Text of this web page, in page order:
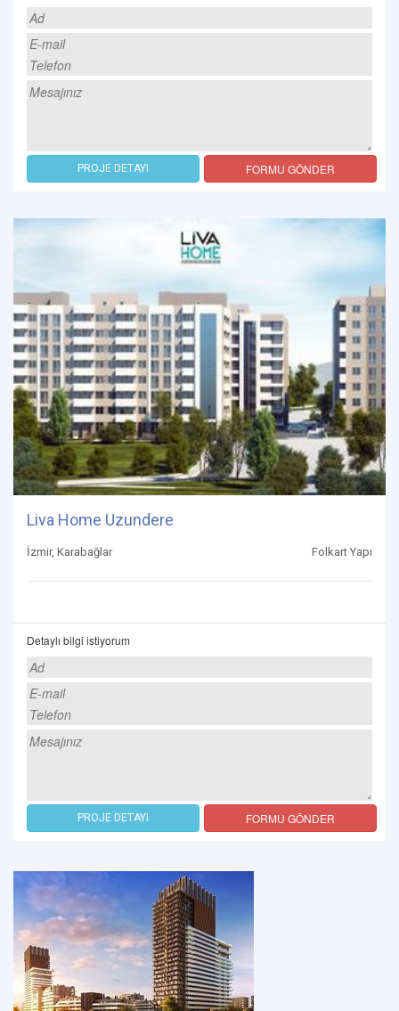
PROJE DETAYI FORMU GÖNDER
Liva Home Uzundere
İzmir, Karabağlar Folkart Yapı
Detaylı bilgi istiyorum
PROJE DETAYI FORMU GÖNDER